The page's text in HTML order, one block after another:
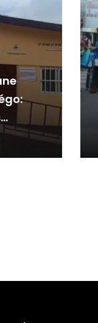
ses